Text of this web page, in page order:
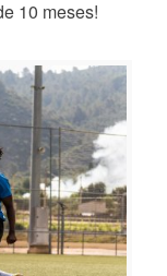
10 meses!